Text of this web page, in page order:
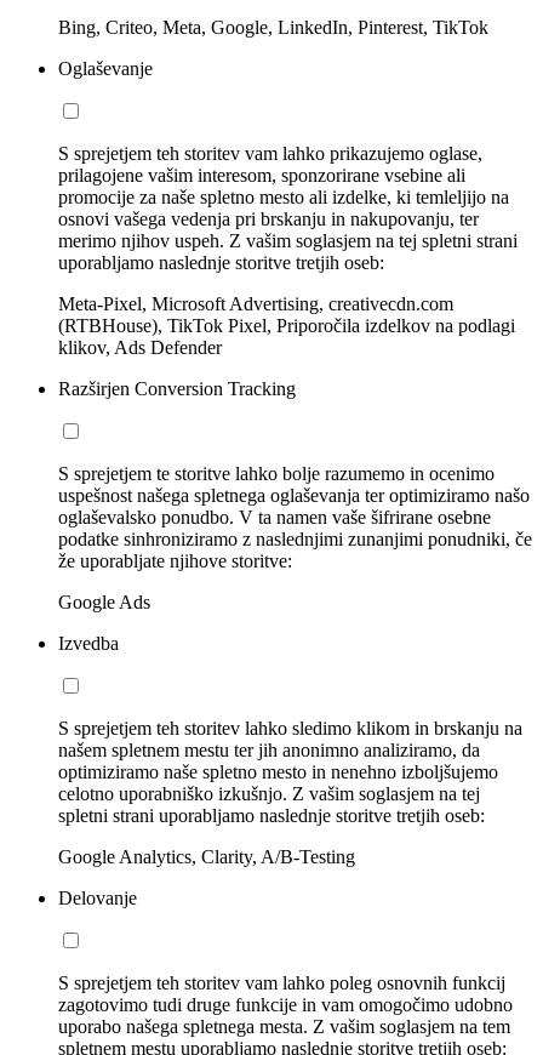
Bing, Criteo, Meta, Google, LinkedIn, Pinterest, TikTok
Oglaševanje
S sprejetjem teh storitev vam lahko prikazujemo oglase,
prilagojene vašim interesom, sponzorirane vsebine ali
promocije za naše spletno mesto ali izdelke, ki temleljijo na
osnovi vašega vedenja pri brskanju in nakupovanju, ter
merimo njihov uspeh. Z vašim soglasjem na tej spletni strani
uporabljamo naslednje storitve tretjih oseb:
Meta-Pixel, Microsoft Advertising, creativecdn.com
(RTBHouse), TikTok Pixel, Priporočila izdelkov na podlagi
klikov, Ads Defender
Razširjen Conversion Tracking
S sprejetjem te storitve lahko bolje razumemo in ocenimo
uspešnost našega spletnega oglaševanja ter optimiziramo našo
oglaševalsko ponudbo. V ta namen vaše šifrirane osebne
podatke sinhroniziramo z naslednjimi zunanjimi ponudniki, če
že uporabljate njihove storitve:
Google Ads
Izvedba
S sprejetjem teh storitev lahko sledimo klikom in brskanju na
našem spletnem mestu ter jih anonimno analiziramo, da
optimiziramo naše spletno mesto in nenehno izboljšujemo
celotno uporabniško izkušnjo. Z vašim soglasjem na tej
spletni strani uporabljamo naslednje storitve tretjih oseb:
Google Analytics, Clarity, A/B-Testing
Delovanje
S sprejetjem teh storitev vam lahko poleg osnovnih funkcij
zagotovimo tudi druge funkcije in vam omogočimo udobno
uporabo našega spletnega mesta. Z vašim soglasjem na tem
spletnem mestu uporabljamo naslednje storitve tretjih oseb: